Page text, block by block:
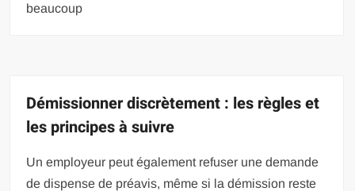
beaucoup
Démissionner discrètement : les règles et
les principes à suivre
Un employeur peut également refuser une demande
de dispense de préavis, même si la démission reste